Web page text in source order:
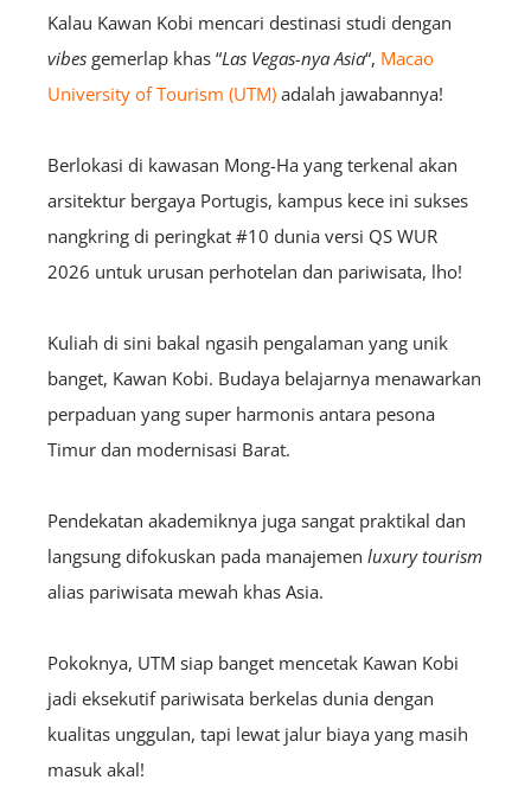
Kalau Kawan Kobi mencari destinasi studi dengan
vibes gemerlap khas “Las Vegas-nya Asia“, Macao
University of Tourism (UTM) adalah jawabannya!
Berlokasi di kawasan Mong-Ha yang terkenal akan
arsitektur bergaya Portugis, kampus kece ini sukses
nangkring di peringkat #10 dunia versi QS WUR
2026 untuk urusan perhotelan dan pariwisata, lho!
Kuliah di sini bakal ngasih pengalaman yang unik
banget, Kawan Kobi. Budaya belajarnya menawarkan
perpaduan yang super harmonis antara pesona
Timur dan modernisasi Barat.
Pendekatan akademiknya juga sangat praktikal dan
langsung difokuskan pada manajemen luxury tourism
alias pariwisata mewah khas Asia.
Pokoknya, UTM siap banget mencetak Kawan Kobi
jadi eksekutif pariwisata berkelas dunia dengan
kualitas unggulan, tapi lewat jalur biaya yang masih
masuk akal!